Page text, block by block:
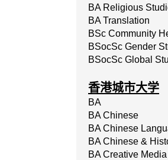
BA Religious
BA Translation
BSc Community
BSocSc Gender
BSocSc Global
香港城市大学
BA
BA Chinese
BA Chinese
BA Chinese &
BA Creative Media